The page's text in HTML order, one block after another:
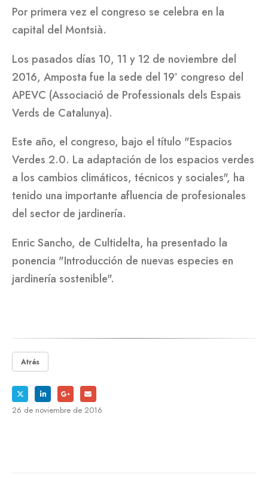
Por primera vez el congreso se celebra en la
capital del Montsià.
Los pasados días 10, 11 y 12 de noviembre del
2016, Amposta fue la sede del 19º congreso del
APEVC (Associació de Professionals dels Espais
Verds de Catalunya).
Este año, el congreso, bajo el título "Espacios
Verdes 2.0. La adaptación de los espacios verdes
a los cambios climáticos, técnicos y sociales", ha
tenido una importante afluencia de profesionales
del sector de jardinería.
Enric Sancho, de Cultidelta, ha presentado la
ponencia "Introducción de nuevas especies en
jardinería sostenible".
Atrás
26 de noviembre de 2016